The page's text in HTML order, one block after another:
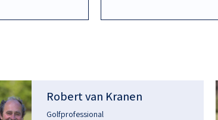
Robert van Kranen
Golfprofessional